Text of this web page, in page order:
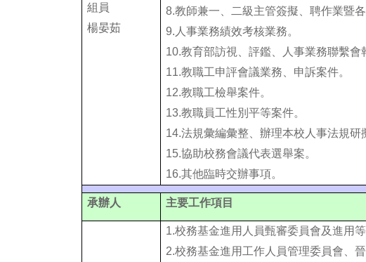
組員
楊晏茹
8.教師兼一、二級主管簽擬、聘作業暨各
9.人事業務績效考核業務。
10.教育部訪視、評鑑、人事業務聯繫會
11.教職工申評會議業務、申訴案件。
12.教職工檢舉案件。
13.教職員工性別平等案件。
14.法規彙編彙整、辦理本校人事法規研
15.協助校務會議代表選舉案。
16.其他臨時交辦事項。
承辦人 主要工作項目
1.校務基金進用人員甄審委員會及進用
2.校務基金進用工作人員管理委員會、